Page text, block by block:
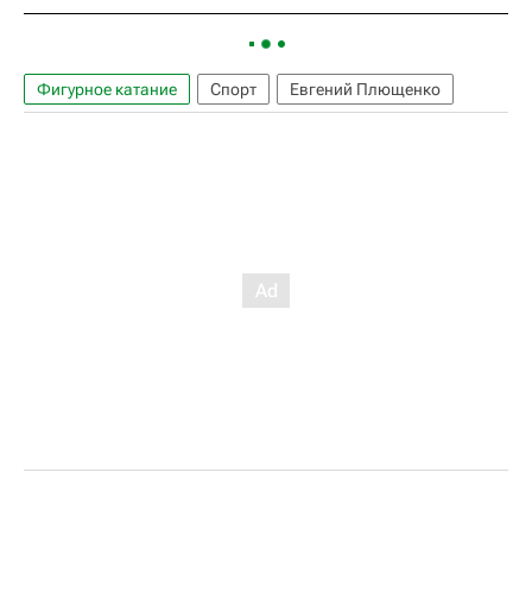
Фигурное катание Спорт Евгений Плющенко